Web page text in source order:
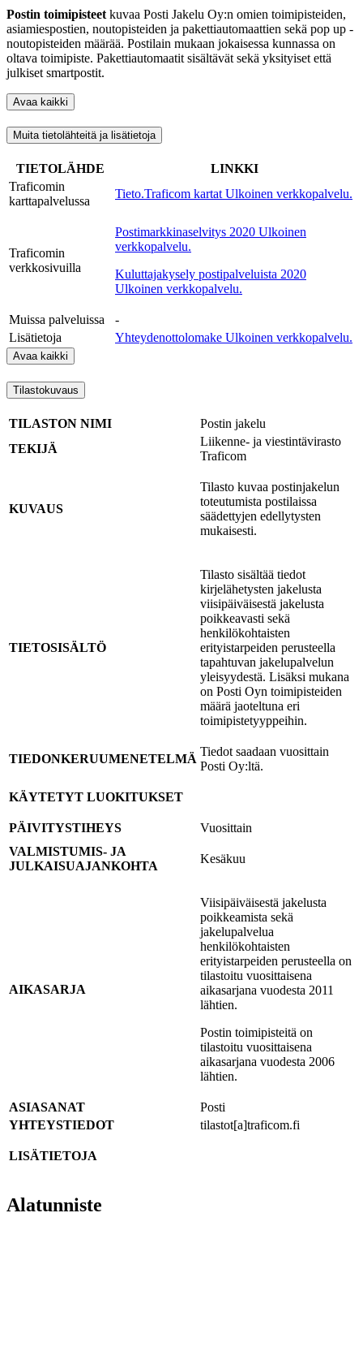
Postin toimipisteet kuvaa Posti Jakelu Oy:n omien toimipisteiden,
asiamiespostien, noutopisteiden ja pakettiautomaattien sekä pop up -
noutopisteiden määrää. Postilain mukaan jokaisessa kunnassa on
oltava toimipiste. Pakettiautomaatit sisältävät sekä yksityiset että
julkiset smartpostit.
Avaa kaikki
Muita tietolähteitä ja lisätietoja
TIETOLÄHDE
LINKKI
Traficomin
karttapalvelussa
Tieto.Traficom kartat Ulkoinen verkkopalvelu.
Traficomin
verkkosivuilla
Postimarkkinaselvitys 2020 Ulkoinen
verkkopalvelu.
Kuluttajakysely postipalveluista 2020
Ulkoinen verkkopalvelu.
Muissa palveluissa
-
Lisätietoja
Yhteydenottolomake Ulkoinen verkkopalvelu.
Avaa kaikki
Tilastokuvaus
TILASTON NIMI
Postin jakelu
TEKIJÄ
Liikenne- ja viestintävirasto
Traficom
KUVAUS
Tilasto kuvaa postinjakelun
toteutumista postilaissa
säädettyjen edellytysten
mukaisesti.
TIETOSISÄLTÖ
Tilasto sisältää tiedot
kirjelähetysten jakelusta
viisipäiväisestä jakelusta
poikkeavasti sekä
henkilökohtaisten
erityistarpeiden perusteella
tapahtuvan jakelupalvelun
yleisyydestä. Lisäksi mukana
on Posti Oyn toimipisteiden
määrä jaoteltuna eri
toimipistetyyppeihin.
TIEDONKERUUMENETELMÄ
Tiedot saadaan vuosittain
Posti Oy:ltä.
KÄYTETYT LUOKITUKSET
PÄIVITYSTIHEYS
Vuosittain
VALMISTUMIS- JA
JULKAISUAJANKOHTA
Kesäkuu
AIKASARJA
Viisipäiväisestä jakelusta
poikkeamista sekä
jakelupalvelua
henkilökohtaisten
erityistarpeiden perusteella on
tilastoitu vuosittaisena
aikasarjana vuodesta 2011
lähtien.
Postin toimipisteitä on
tilastoitu vuosittaisena
aikasarjana vuodesta 2006
lähtien.
ASIASANAT
Posti
YHTEYSTIEDOT
tilastot[a]traficom.fi
LISÄTIETOJA
Alatunniste